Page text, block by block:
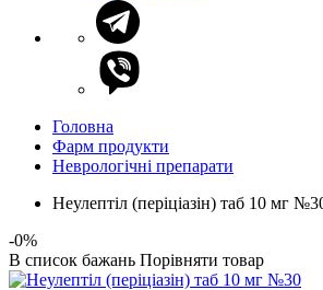
Головна
Фарм продукти
Неврологічні препарати
Неулептіл (періціазін) таб 10 мг
-0%
В список бажань Порівняти товар